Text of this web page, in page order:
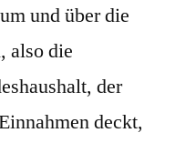
und über die
also die
der
deckt,